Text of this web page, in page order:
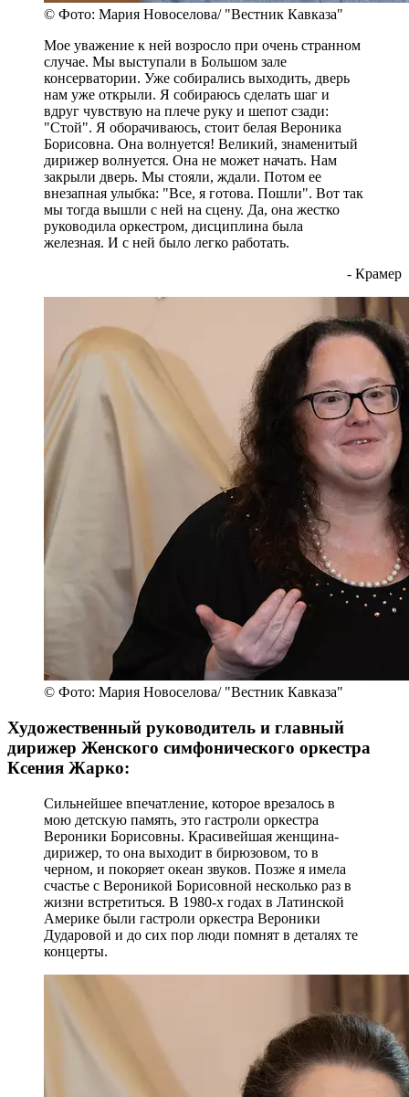
© Фото: Мария Новоселова/ "Вестник Кавказа"
Мое уважение к ней возросло при очень странном
случае. Мы выступали в Большом зале
консерватории. Уже собирались выходить, дверь
нам уже открыли. Я собираюсь сделать шаг и
вдруг чувствую на плече руку и шепот сзади:
"Стой". Я оборачиваюсь, стоит белая Вероника
Борисовна. Она волнуется! Великий, знаменитый
дирижер волнуется. Она не может начать. Нам
закрыли дверь. Мы стояли, ждали. Потом ее
внезапная улыбка: "Все, я готова. Пошли". Вот так
мы тогда вышли с ней на сцену. Да, она жестко
руководила оркестром, дисциплина была
железная. И с ней было легко работать.
- Крамер
© Фото: Мария Новоселова/ "Вестник Кавказа"
Художественный руководитель и главный
дирижер Женского симфонического оркестра
Ксения Жарко:
Сильнейшее впечатление, которое врезалось в
мою детскую память, это гастроли оркестра
Вероники Борисовны. Красивейшая женщина-
дирижер, то она выходит в бирюзовом, то в
черном, и покоряет океан звуков. Позже я имела
счастье с Вероникой Борисовной несколько раз в
жизни встретиться. В 1980-х годах в Латинской
Америке были гастроли оркестра Вероники
Дударовой и до сих пор люди помнят в деталях те
концерты.